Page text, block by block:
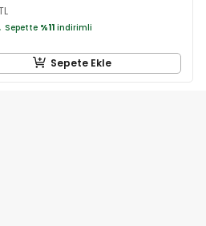
Sepette %11 indirimli
Sepete Ekle